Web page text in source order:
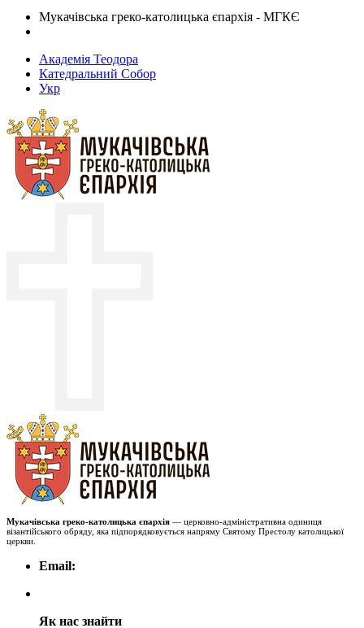
Мукачівська греко-католицька єпархія - МГКЄ
Академія Теодора
Катедральний Собор
Укр
Мукачівська греко-католицька єпархія — церковно-адміністративна одиниця
візантійського обряду, яка підпорядковується напряму Святому Престолу католицької
церкви.
Email:
Як нас знайти